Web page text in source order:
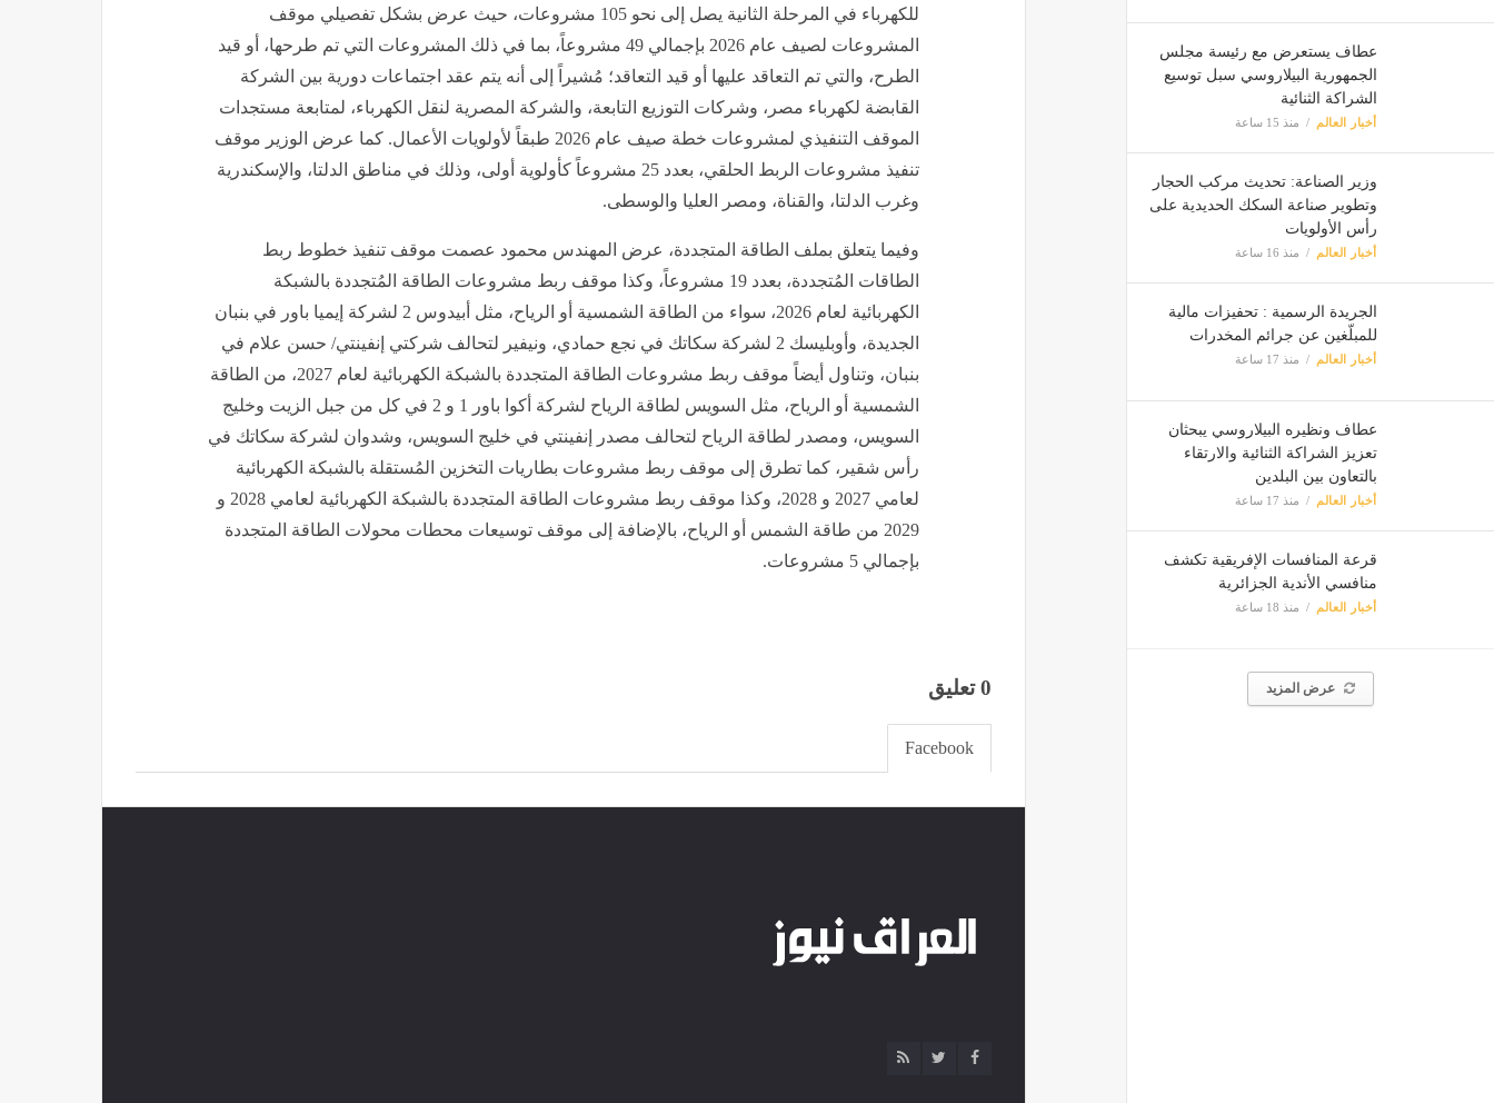
عطاف يستعرض مع رئيسة مجلس
الجمهورية البيلاروسي سبل توسيع
الشراكة الثنائية
أخبار العالم منذ 15 ساعة
وزير الصناعة: تحديث مركب الحجار
وتطوير صناعة السكك الحديدية على
رأس الأولويات
أخبار العالم منذ 16 ساعة
الجريدة الرسمية : تحفيزات مالية
للمبلّغين عن جرائم المخدرات
أخبار العالم منذ 17 ساعة
عطاف ونظيره البيلاروسي يبحثان
تعزيز الشراكة الثنائية والارتقاء
بالتعاون بين البلدين
أخبار العالم منذ 17 ساعة
قرعة المنافسات الإفريقية تكشف
منافسي الأندية الجزائرية
أخبار العالم منذ 18 ساعة
عرض المزيد
للكهرباء في المرحلة الثانية يصل إلى نحو 105 مشروعات، حيث عرض بشكل تفصيلي موقف
المشروعات لصيف عام 2026 بإجمالي 49 مشروعاً، بما في ذلك المشروعات التي تم طرحها، أو قيد
الطرح، والتي تم التعاقد عليها أو قيد التعاقد؛ مُشيراً إلى أنه يتم عقد اجتماعات دورية بين الشركة
القابضة لكهرباء مصر، وشركات التوزيع التابعة، والشركة المصرية لنقل الكهرباء، لمتابعة مستجدات
الموقف التنفيذي لمشروعات خطة صيف عام 2026 طبقاً لأولويات الأعمال. كما عرض الوزير موقف
تنفيذ مشروعات الربط الحلقي، بعدد 25 مشروعاً كأولوية أولى، وذلك في مناطق الدلتا، والإسكندرية
وغرب الدلتا، والقناة، ومصر العليا والوسطى.
وفيما يتعلق بملف الطاقة المتجددة، عرض المهندس محمود عصمت موقف تنفيذ خطوط ربط
الطاقات المُتجددة، بعدد 19 مشروعاً، وكذا موقف ربط مشروعات الطاقة المُتجددة بالشبكة
الكهربائية لعام 2026، سواء من الطاقة الشمسية أو الرياح، مثل أبيدوس 2 لشركة إيميا باور في بنبان
الجديدة، وأوبليسك 2 لشركة سكاتك في نجع حمادي، ونيفير لتحالف شركتي إنفينتي/ حسن علام في
بنبان، وتناول أيضاً موقف ربط مشروعات الطاقة المتجددة بالشبكة الكهربائية لعام 2027، من الطاقة
الشمسية أو الرياح، مثل السويس لطاقة الرياح لشركة أكوا باور 1 و 2 في كل من جبل الزيت وخليج
السويس، ومصدر لطاقة الرياح لتحالف مصدر إنفينتي في خليج السويس، وشدوان لشركة سكاتك في
رأس شقير، كما تطرق إلى موقف ربط مشروعات بطاريات التخزين المُستقلة بالشبكة الكهربائية
لعامي 2027 و 2028، وكذا موقف ربط مشروعات الطاقة المتجددة بالشبكة الكهربائية لعامي 2028 و
2029 من طاقة الشمس أو الرياح، بالإضافة إلى موقف توسيعات محطات محولات الطاقة المتجددة
بإجمالي 5 مشروعات.
0 تعليق
Facebook